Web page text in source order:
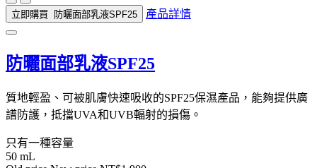
立即購買 防曬面部乳液SPF25 產品詳情
防曬面部乳液SPF25
質地輕盈、可被肌膚快速吸收的SPF25保濕產品，能夠提供廣
譜防護，抵擋UVA和UVB輻射的損傷。
只有一種容量
50 mL